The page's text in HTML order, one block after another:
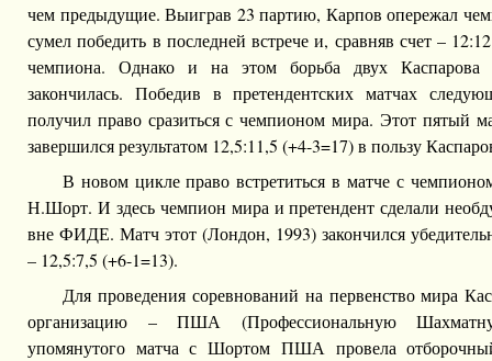
чем предыдущие. Выиграв 23 партию, Карпов опережал
сумел победить в последней встрече и, сравняв счет –
чемпиона. Однако и на этом борьба двух
закончилась. Победив в претендентских матчах
получил право сразиться с чемпионом мира. Этот пятый
завершился результатом 12,5:11,5 (+4-3=17) в пользу
В новом цикле право встретиться в матче с
Н.Шорт. И здесь чемпион мира и претендент сделали
вне ФИДЕ. Матч этот (Лондон, 1993) закончился
– 12,5:7,5 (+6-1=13).
Для проведения соревнований на первенство мира
организацию – ПША (Профессиональную
упомянутого матча с Шортом ПША провела